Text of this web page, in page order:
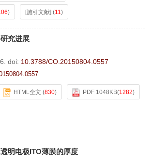
) [施引文献] (11)
究进展
doi: 10.3788/CO.20150804.0557
HTML全文 (830) PDF 1048KB(1282)
明电极ITO薄膜的厚度